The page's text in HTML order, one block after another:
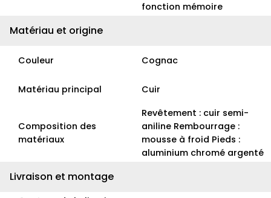
fonction mémoire
Matériau et origine
Couleur Cognac
Matériau principal Cuir
Composition des
matériaux
Revêtement : cuir semi-
aniline Rembourrage :
mousse à froid Pieds :
aluminium chromé argenté
Livraison et montage